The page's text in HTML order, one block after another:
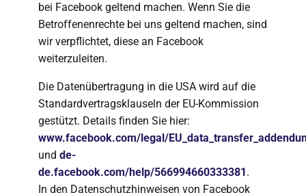
bei Facebook geltend machen. Wenn Sie die
Betroffenenrechte bei uns geltend machen, sind
wir verpflichtet, diese an Facebook
weiterzuleiten.
Die Datenübertragung in die USA wird auf die
Standardvertragsklauseln der EU-Kommission
gestützt. Details finden Sie hier:
www.facebook.com/legal/
und de-
de.facebook.com/help/566994660333381.
In den Datenschutzhinweisen von Facebook